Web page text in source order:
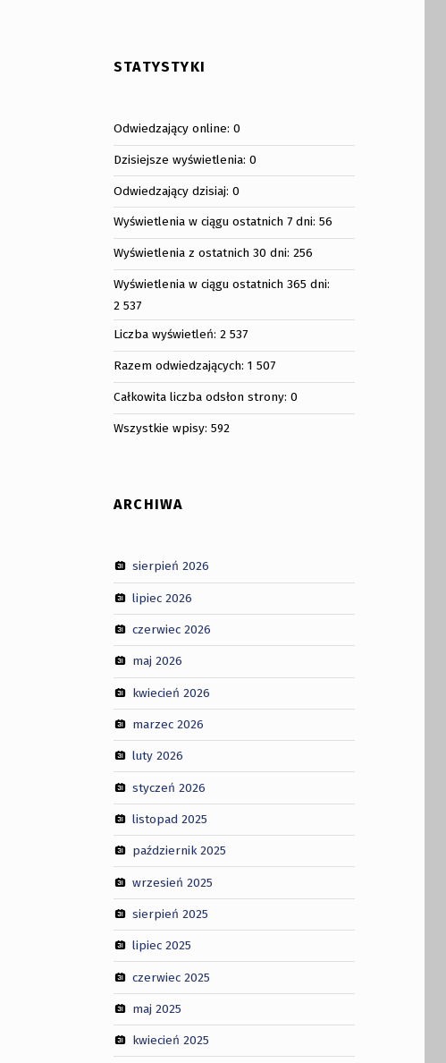
STATYSTYKI
Odwiedzający online: 0
Dzisiejsze wyświetlenia: 0
Odwiedzający dzisiaj: 0
Wyświetlenia w ciągu ostatnich 7 dni: 56
Wyświetlenia z ostatnich 30 dni: 256
Wyświetlenia w ciągu ostatnich 365 dni:
2 537
Liczba wyświetleń: 2 537
Razem odwiedzających: 1 507
Całkowita liczba odsłon strony: 0
Wszystkie wpisy: 592
ARCHIWA
sierpień 2026
lipiec 2026
czerwiec 2026
maj 2026
kwiecień 2026
marzec 2026
luty 2026
styczeń 2026
listopad 2025
październik 2025
wrzesień 2025
sierpień 2025
lipiec 2025
czerwiec 2025
maj 2025
kwiecień 2025